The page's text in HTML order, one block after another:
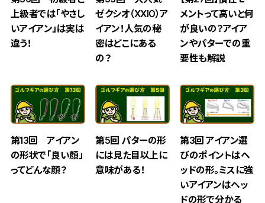
上級者では「やさし
いアイアン」は実は
違う！
ゼクシオ（XXIO）ア
イアン！人気の秘
密はどこにある
の？
メントって高いと何
が良いの？アイア
ンやパターでの重
要性も解説
第13回 アイアン
の形状で「良い顔」
ってどんな顔？
第5回 パターの形
には見た目以上に
意味がある！
第3回 アイアン選
びのポイントはヘ
ッドの形。ミスに強
いアイアンはヘッ
ドの形で分かる